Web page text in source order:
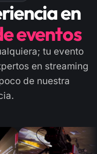
en
eventos
tu evento
en streaming
de nuestra